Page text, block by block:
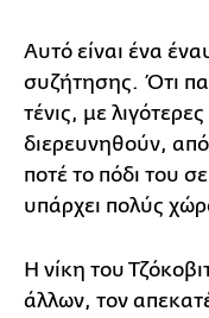
Αυτό είναι ένα
συζήτησης. Ότι
τένις, με
διερευνηθούν, από
ποτέ το πόδι του
υπάρχει πολύς
Η νίκη του
άλλων, τον